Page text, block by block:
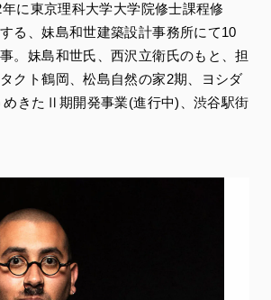
に東京理科大学大学院修士課程修
る、妹島和世建築設計事務所にて10
。妹島和世氏、西沢立衛氏のもと、担
クト鶴岡、松島自然の家2期、ヨシダ
めきたⅡ期開発事業(進行中)、渋谷駅街
)などのプロジェクトを担当。その他国
を設立。
アラウイ・イスマイリ）